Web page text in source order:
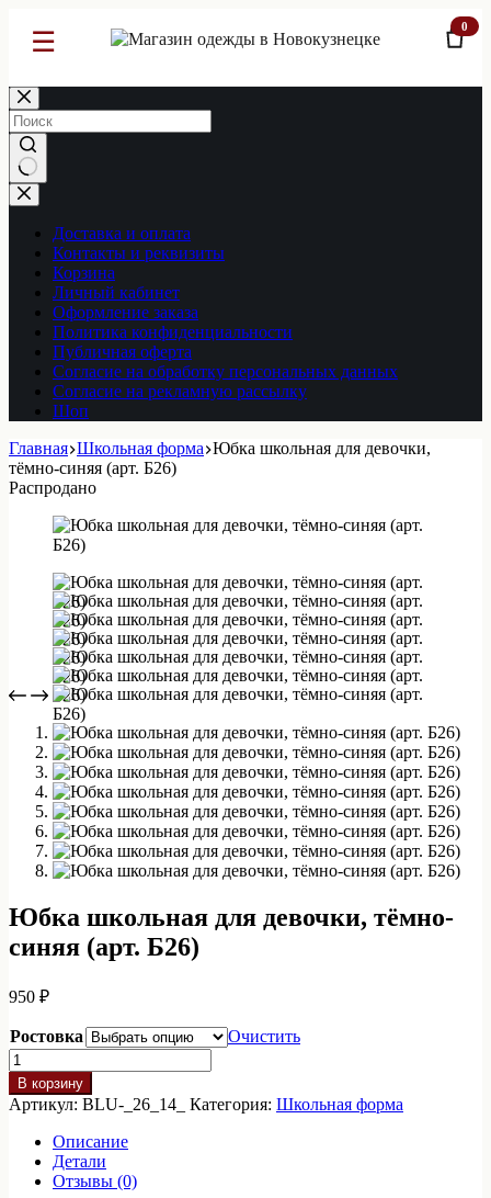
☰ 0
Перейти
к
сути
Ничего
не
найденоДоставка и оплата
Контакты и реквизиты
Корзина
Личный кабинет
Оформление заказа
Политика конфиденциальности
Публичная оферта
Согласие на обработку персональных данных
Согласие на рекламную рассылку
Шоп
Главная Школьная форма Юбка школьная для девочки,
тёмно-синяя (арт. Б26)
Распродано
Юбка школьная для девочки, тёмно-
синяя (арт. Б26)
950 ₽
Ростовка
Очистить
Количество
товара
Юбка
школьная
девочки,
тёмно-
В корзину
Артикул: BLU-_26_14_ Категория: Школьная форма
Описание
Детали
Отзывы (0)